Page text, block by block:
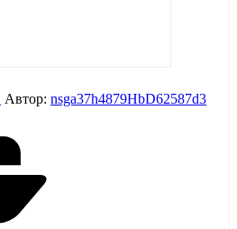
Автор: nsga37h4879HbD62587d3